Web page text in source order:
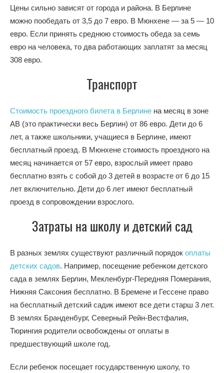
Цены сильно зависят от города и района. В Берлине
можно пообедать от 3,5 до 7 евро. В Мюнхене — за 5 — 10
евро. Если принять среднюю стоимость обеда за семь
евро на человека, то два работающих заплатят за месяц
308 евро.
Транспорт
Стоимость проездного билета в Берлине на месяц в зоне
AB (это практически весь Берлин) от 86 евро. Дети до 6
лет, а также школьники, учащиеся в Берлине, имеют
бесплатный проезд. В Мюнхене стоимость проездного на
месяц начинается от 57 евро, взрослый имеет право
бесплатно взять с собой до 3 детей в возрасте от 6 до 15
лет включительно. Дети до 6 лет имеют бесплатный
проезд в сопровождении взрослого.
Затраты на школу и детский сад
В разных землях существуют различный порядок оплаты
детских садов. Например, посещение ребенком детского
сада в землях Берлин, Мекленбург-Передняя Померания,
Нижняя Саксония бесплатно. В Бремене и Гессене право
на бесплатный детский садик имеют все дети старш 3 лет.
В землях Бранденбург, Северный Рейн-Вестфалия,
Тюрингия родители освобождены от оплаты в
предшествующий школе год.
Если ребенок посещает государственную школу, то